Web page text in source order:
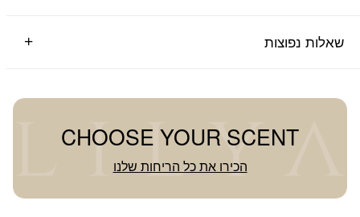
שאלות נפוצות
CHOOSE YOUR SCENT
הכירו את כל הריחות שלנו